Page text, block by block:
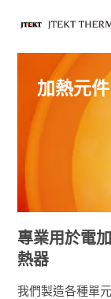
加熱元件
專業用於電
熱器
我們製造各種單